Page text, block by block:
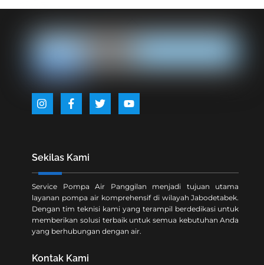
To
Icon
Icon
Icon
Icon
Sekilas Kami
Service Pompa Air Panggilan menjadi tujuan utama
layanan pompa air komprehensif di wilayah Jabodetabek.
Dengan tim teknisi kami yang terampil berdedikasi untuk
memberikan solusi terbaik untuk semua kebutuhan Anda
yang berhubungan dengan air.
Kontak Kami